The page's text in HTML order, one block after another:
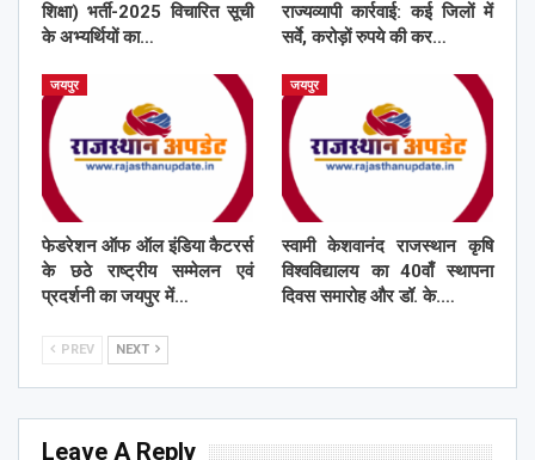
शिक्षा) भर्ती-2025 विचारित सूची
के अभ्यर्थियों का…
राज्यव्यापी कार्रवाई: कई जिलों में
सर्वे, करोड़ों रुपये की कर…
जयपुर
फेडरेशन ऑफ ऑल इंडिया कैटरर्स
के छठे राष्ट्रीय सम्मेलन एवं
प्रदर्शनी का जयपुर में…
जयपुर
स्वामी केशवानंद राजस्थान कृषि
विश्वविद्यालय का 40वाँ स्थापना
दिवस समारोह और डॉ. के.…
PREV NEXT
Leave A Reply